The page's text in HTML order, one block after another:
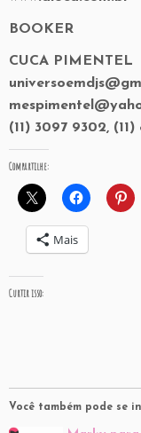
BOOKER
CUCA PIMENTEL
(11) 3097 9302,
Compartilhe:
Mais
Curtir isso:
Você também pode se